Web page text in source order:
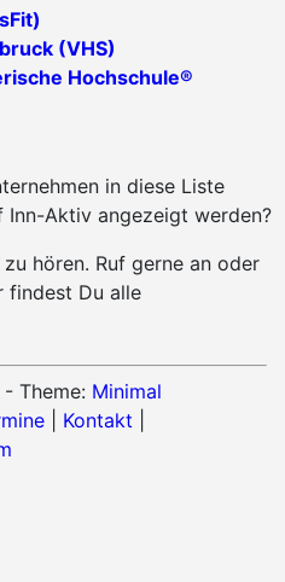
(VHS)
Hochschule®
in diese Liste
Inn-Aktiv angezeigt werden?
hören. Ruf gerne an oder
findest Du alle
Theme: Minimal
Kontakt